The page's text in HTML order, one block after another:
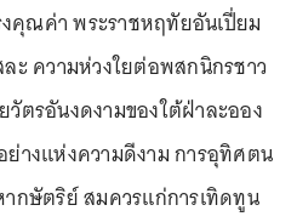
คุณค่า พระราชหฤทัยอันเปี่ยม
ะ ความห่วงใยต่อพสกนิกรชาว
ตรอันงดงามของใต้ฝ่าละออง
างแห่งความดีงาม การอุทิศตน
กษัตริย์ สมควรแก่การเทิดทูน